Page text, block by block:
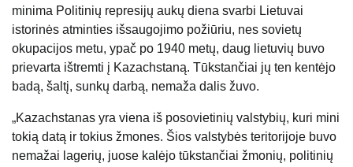
minima Politinių represijų aukų diena svarbi Lietuvai
istorinės atminties išsaugojimo požiūriu, nes sovietų
okupacijos metu, ypač po 1940 metų, daug lietuvių buvo
prievarta ištremti į Kazachstaną. Tūkstančiai jų ten kentėjo
badą, šaltį, sunkų darbą, nemaža dalis žuvo.
„Kazachstanas yra viena iš posovietinių valstybių, kuri mini
tokią datą ir tokius žmones. Šios valstybės teritorijoje buvo
nemažai lagerių, juose kalėjo tūkstančiai žmonių, politinių